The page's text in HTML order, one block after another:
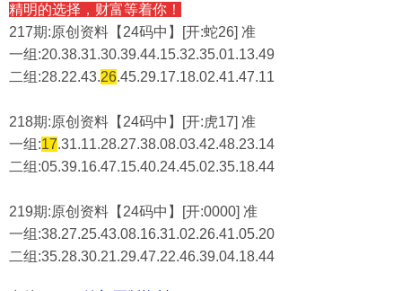
精明的选择，财富等着你！
217期:原创资料【24码中】[开:蛇26] 准
一组:20.38.31.30.39.44.15.32.35.01.13.49
二组:28.22.43.26.45.29.17.18.02.41.47.11
218期:原创资料【24码中】[开:虎17] 准
一组:17.31.11.28.27.38.08.03.42.48.23.14
二组:05.39.16.47.15.40.24.45.02.35.18.44
219期:原创资料【24码中】[开:0000] 准
一组:38.27.25.43.08.16.31.02.26.41.05.20
二组:35.28.30.21.29.47.22.46.39.04.18.44